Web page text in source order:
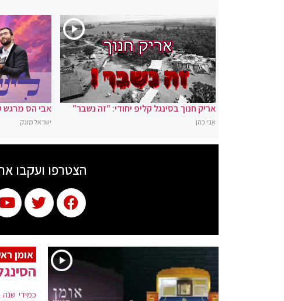
אריק חנוך בסינגל קליפ יחודי: "זה נשבר"
אבי כהן
אבי הס מרגש
ישראל מונק
הצטרפו ועקבו
אומן
כמידי